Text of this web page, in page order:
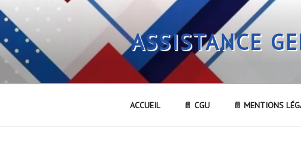
Aller
au
contenu
principal
ASSISTANCE
ACCUEIL 📄 CGU 📄 MENTIONS